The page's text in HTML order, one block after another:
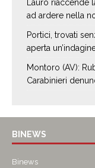
Lauro riaccende
ad ardere nella
Portici, trovati
aperta
Montoro (AV):
Carabinieri
BINEWS
Binews